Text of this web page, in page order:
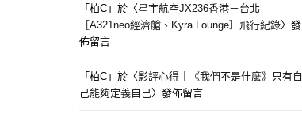
「柏C 」於〈星宇航空JX236香港－台北
［A321neo經濟艙、Kyra Lounge］飛行紀錄〉發
佈留言
「柏C 」於〈影評心得｜《我們不是什麼》只有自
己能夠定義自己〉發佈留言